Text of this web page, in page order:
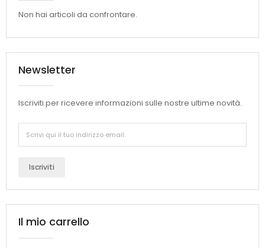
Non hai articoli da confrontare.
Newsletter
Iscriviti per ricevere informazioni sulle nostre ultime novità.
Iscriviti
Il mio carrello